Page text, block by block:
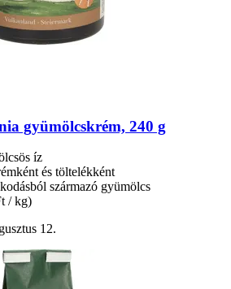
gyümölcskrém, 240 g
íz
és töltelékként
származó gyümölcs
/ kg)
12.